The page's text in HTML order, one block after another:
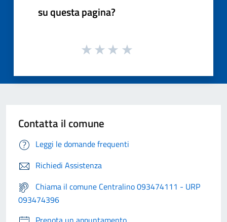
su questa pagina?
Contatta il comune
Leggi le domande frequenti
Richiedi Assistenza
Chiama il comune Centralino 093474111 - URP
093474396